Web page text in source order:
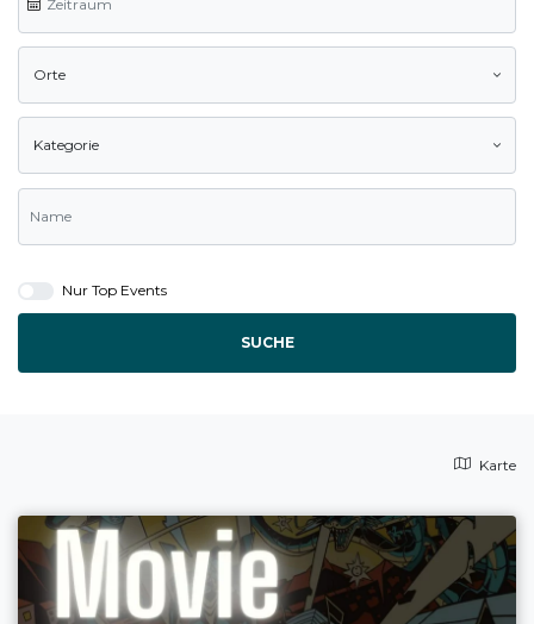
Orte
Kategorie
Nur Top Events
SUCHE
Karte